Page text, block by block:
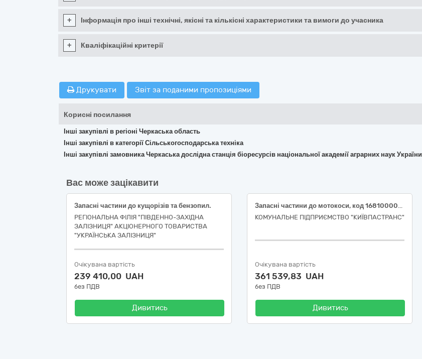
+ Інформація про інші технічні, якісні та кількісні характеристики та вимоги до учасника
+ Кваліфікаційні критерії
Друкувати Звіт за поданими пропозиціями
Корисні посилання
Інші закупівлі в регіоні Черкаська область
Інші закупівлі в категорії Сільськогосподарська техніка
Інші закупівлі замовника Черкаська дослідна станція біоресурсів національної академії аграрних наук України
Вас може зацікавити
Запасні частини до кущорізів та бензопил.
РЕГІОНАЛЬНА ФІЛІЯ "ПІВДЕННО-ЗАХІДНА
ЗАЛІЗНИЦЯ" АКЦІОНЕРНОГО ТОВАРИСТВА
"УКРАЇНСЬКА ЗАЛІЗНИЦЯ"
Очікувана вартість
239 410,00 UAH
без ПДВ
Дивитись
Запасні частини до мотокоси, код 16810000-6 за ДК 021:2015 «Частини для сільськогосподарської техніки»
КОМУНАЛЬНЕ ПІДПРИЄМСТВО "КИЇВПАСТРАНС"
Очікувана вартість
361 539,83 UAH
без ПДВ
Дивитись